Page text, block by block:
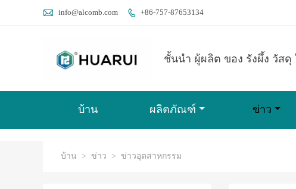
 info@alcomb.com  +86-757-87653134
ชั้นนำ ผู้ผลิต ของ รังผึ้ง วัส
บ้าน ผลิตภัณฑ์ ข่าว
บ้าน > ข่าว > ข่าวอุตสาหกรรม